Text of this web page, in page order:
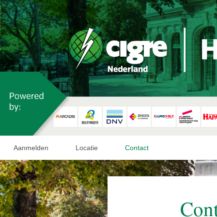
Aanmelden Locatie Contact